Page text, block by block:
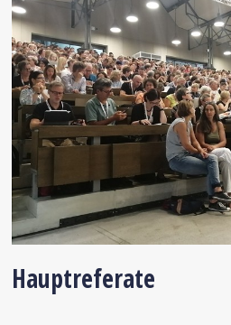
Hauptreferate